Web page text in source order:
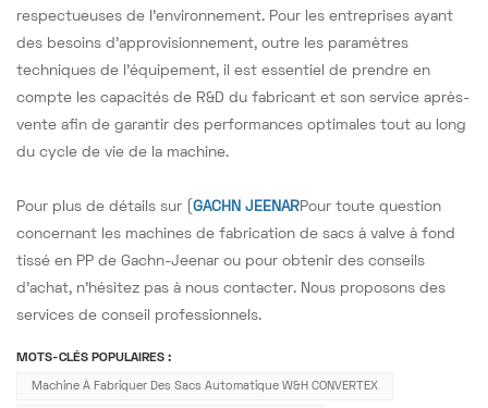
respectueuses de l'environnement. Pour les entreprises ayant
des besoins d'approvisionnement, outre les paramètres
techniques de l'équipement, il est essentiel de prendre en
compte les capacités de R&D du fabricant et son service après-
vente afin de garantir des performances optimales tout au long
du cycle de vie de la machine.
Pour plus de détails sur ( GACHN JEENARPour toute question
concernant les machines de fabrication de sacs à valve à fond
tissé en PP de Gachn-Jeenar ou pour obtenir des conseils
d'achat, n'hésitez pas à nous contacter. Nous proposons des
services de conseil professionnels.
MOTS-CLÉS POPULAIRES :
Machine À Fabriquer Des Sacs Automatique W&H CONVERTEX